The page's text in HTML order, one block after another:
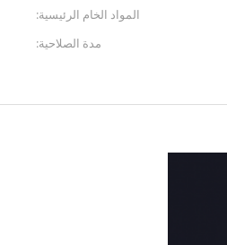
المواد الخام الرئيسية:
مدة الصلاحية: